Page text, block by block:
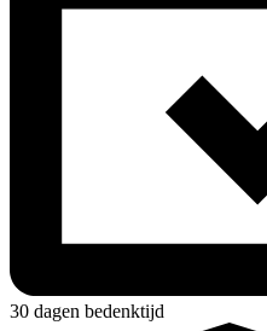
30 dagen bedenktijd